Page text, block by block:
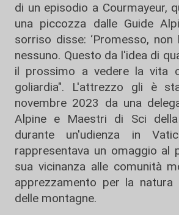
di un episodio a Courmayeur,
una piccozza dalle Guide
sorriso disse: ‘Promesso,
nessuno. Questo da l'idea di
il prossimo a vedere la vita
goliardia". L'attrezzo gli è
novembre 2023 da una
Alpine e Maestri di Sci
durante un'udienza in
rappresentava un omaggio al
sua vicinanza alle comunità
apprezzamento per la
delle montagne.